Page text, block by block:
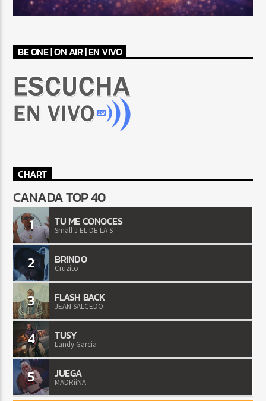
BE ONE | ON AIR | EN VIVO
CHART
CANADA TOP 40
1 TU ME CONOCES
Small J EL DE LA S
2 BRINDO
Cruzito
3 FLASH BACK
JEAN SALCEDO
4 TUSY
Landy Garcia
5 JUEGA
MADRiiNA